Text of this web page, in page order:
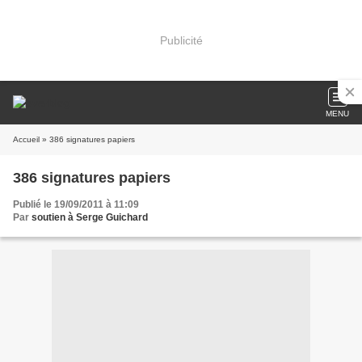
Publicité
MENU
Accueil » 386 signatures papiers
386 signatures papiers
Publié le 19/09/2011 à 11:09
Par soutien à Serge Guichard